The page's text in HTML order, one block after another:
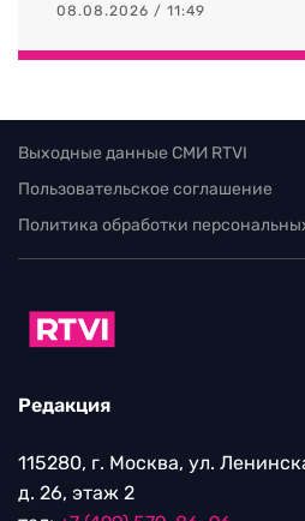
08.08.2026 / 11:49
Выходные данные СМИ RTVI
Пользовательское соглашение
Политика обработки
Редакция
115280, г. Москва, ул.
д. 26, этаж 2